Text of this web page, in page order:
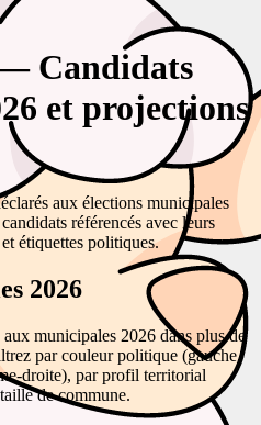
Candidats
et projections
aux élections municipales
référencés avec leurs
étiquettes politiques.
2026
municipales 2026 dans plus de
par couleur politique (gauche,
droite), par profil territorial
de commune.